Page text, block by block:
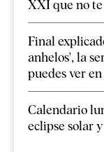
XXI que no
Final
anhelos', la
puedes ver
Calendario
eclipse solar